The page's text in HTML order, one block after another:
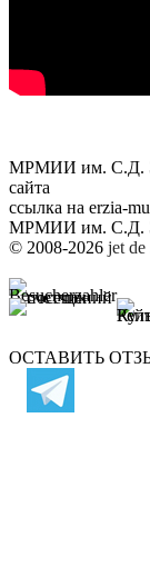
МРМИИ им. С.Д.
сайта
ссылка на erzia-
МРМИИ им. С.Д.
© 2008-2026 jet de
ОСТАВИТЬ